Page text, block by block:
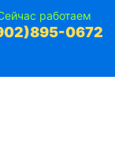
работаем
0672